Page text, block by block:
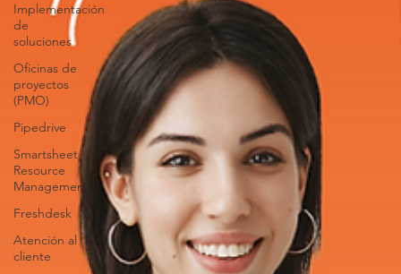
Implementación
de
soluciones
Oficinas de
proyectos
(PMO)
Pipedrive
Smartsheet
Resource
Management
Freshdesk
Atención al
cliente